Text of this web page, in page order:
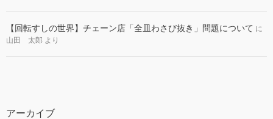
【回転すしの世界】チェーン店「全皿わさび抜き」問題について に
山田 太郎 より
アーカイブ